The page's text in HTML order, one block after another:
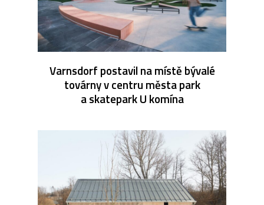
Varnsdorf postavil na místě bývalé
továrny v centru města park
a skatepark U komína